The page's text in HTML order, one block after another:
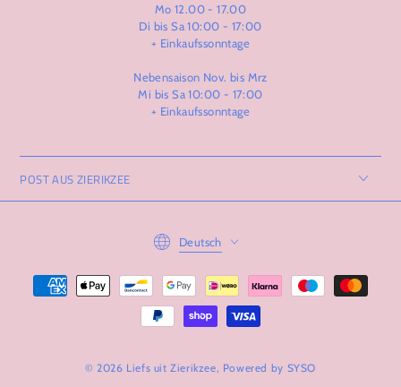
Mo 12.00 - 17.00
Di bis Sa 10:00 - 17:00
+ Einkaufssonntage
Nebensaison Nov. bis Mrz
Mi bis Sa 10:00 - 17:00
+ Einkaufssonntage
POST AUS ZIERIKZEE
© 2026 Liefs uit Zierikzee, Powered by SYSO
Language
Deutsch
Zahlungsmöglichkeiten